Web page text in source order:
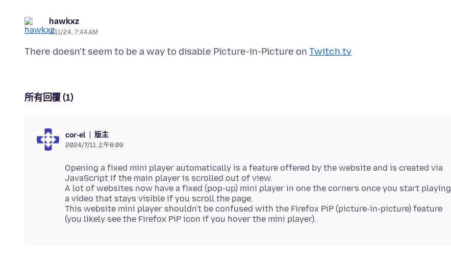
hawkxz
7/11/24, 7:44 AM
There doesn't seem to be a way to disable Picture-in-Picture on Twitch.tv
所有回覆 (1)
cor-el 版主
2024/7/11 上午8:09
Opening a fixed mini player automatically is a feature offered by the website and is created via
JavaScript if the main player is scrolled out of view.
A lot of websites now have a fixed (pop-up) mini player in one the corners once you start playing
a video that stays visible if you scroll the page.
This website mini player shouldn't be confused with the Firefox PiP (picture-in-picture) feature